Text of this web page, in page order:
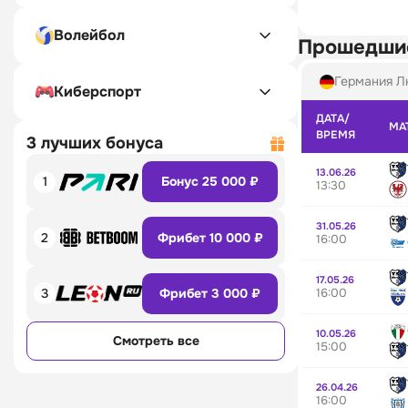
Волейбол
Киберспорт
3 лучших бонуса
1 Бонус 25 000 ₽
2 Фрибет 10 000 ₽
3 Фрибет 3 000 ₽
Смотреть все
Германия
ДАТА/
ВРЕМЯ
13.06.26
13:30
31.05.26
16:00
17.05.26
16:00
10.05.26
15:00
26.04.26
16:00